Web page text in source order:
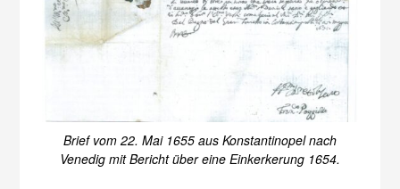
Brief vom 22. Mai 1655 aus Konstantinopel nach
Venedig mit Bericht über eine Einkerkerung 1654.